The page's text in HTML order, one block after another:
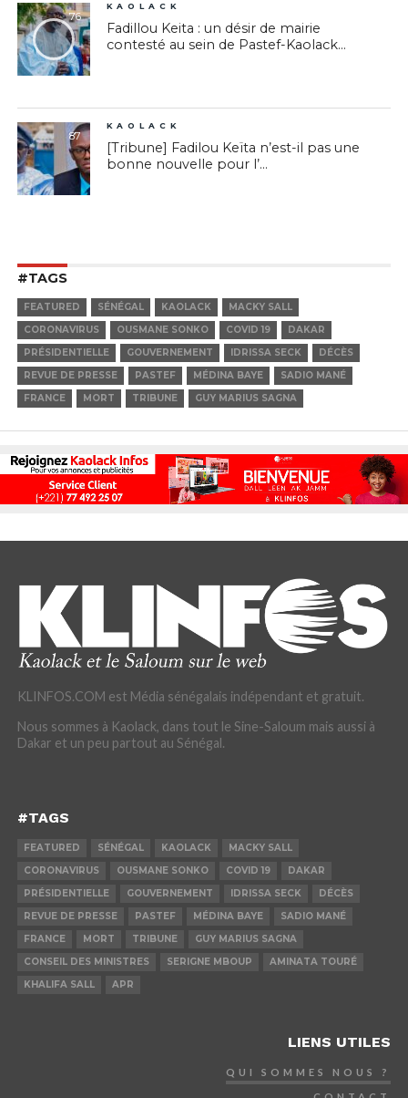
76
KAOLACK
Fadillou Keita : un désir de mairie
contesté au sein de Pastef-Kaolack...
87
KAOLACK
[Tribune] Fadilou Keïta n’est-il pas une
bonne nouvelle pour l’...
#TAGS
FEATURED SÉNÉGAL KAOLACK
MACKY SALL
CORONAVIRUS
OUSMANE SONKO COVID 19
DAKAR
PRÉSIDENTIELLE
GOUVERNEMENT IDRISSA SECK
DÉCÈS
REVUE DE PRESSE
PASTEF MÉDINA BAYE
SADIO MANÉ
FRANCE
MORT TRIBUNE GUY MARIUS SAGNA
KLINFOS.COM est Média sénégalais indépendant et gratuit.
Nous sommes à Kaolack, dans tout le Sine-Saloum mais aussi à
Dakar et un peu partout au Sénégal.
#TAGS
FEATURED SÉNÉGAL KAOLACK
MACKY SALL
CORONAVIRUS
OUSMANE SONKO COVID 19
DAKAR
PRÉSIDENTIELLE
GOUVERNEMENT IDRISSA SECK
DÉCÈS
REVUE DE PRESSE
PASTEF MÉDINA BAYE
SADIO MANÉ
FRANCE
MORT TRIBUNE
GUY MARIUS SAGNA
CONSEIL DES MINISTRES
SERIGNE MBOUP
AMINATA TOURÉ
KHALIFA SALL
APR
LIENS UTILES
QUI SOMMES NOUS ?